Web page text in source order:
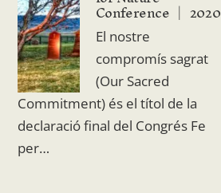
Conference 2020
El nostre
compromís sagrat
(Our Sacred
Commitment) és el títol de la
declaració final del Congrés Fe
per…